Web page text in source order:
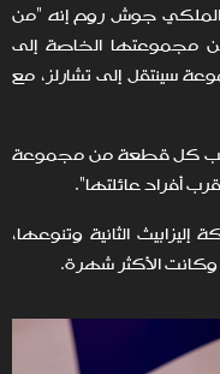
الملكي جوش روم إنه "من
مجموعتها الخاصة إلى
سينتقل إلى تشارلز، مع
كل قطعة من مجموعة
أفراد عائلتها".
الثانية وتنوعها،
الأكثر شهرة.